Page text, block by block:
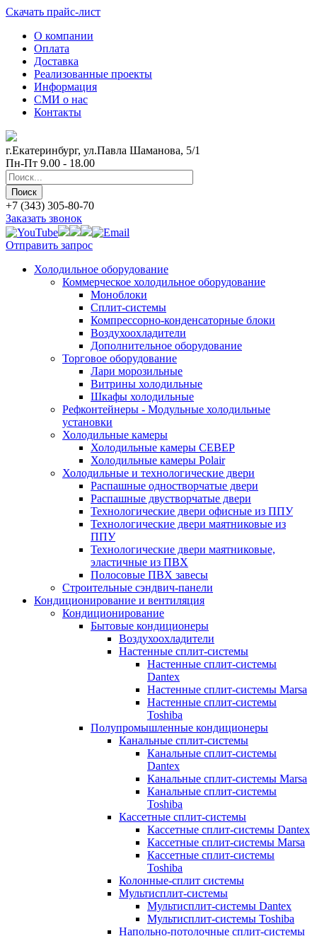
Скачать прайс-лист
О компании
Оплата
Доставка
Реализованные проекты
Информация
СМИ о нас
Контакты
г.Екатеринбург, ул.Павла Шаманова, 5/1
Пн-Пт 9.00 - 18.00
+7 (343) 305-80-70
Заказать звонок
Отправить запрос
Холодильное оборудование
Коммерческое холодильное оборудование
Моноблоки
Сплит-системы
Компрессорно-конденсаторные блоки
Воздухоохладители
Дополнительное оборудование
Торговое оборудование
Лари морозильные
Витрины холодильные
Шкафы холодильные
Рефконтейнеры - Модульные холодильные
установки
Холодильные камеры
Холодильные камеры СЕВЕР
Холодильные камеры Polair
Холодильные и технологические двери
Распашные одностворчатые двери
Распашные двустворчатые двери
Технологические двери офисные из ППУ
Технологические двери маятниковые из
ППУ
Технологические двери маятниковые,
эластичные из ПВХ
Полосовые ПВХ завесы
Строительные сэндвич-панели
Кондиционирование и вентиляция
Кондиционирование
Бытовые кондиционеры
Воздухоохладители
Настенные сплит-системы
Настенные сплит-системы
Dantex
Настенные сплит-системы Marsa
Настенные сплит-системы
Toshiba
Полупромышленные кондиционеры
Канальные сплит-системы
Канальные сплит-системы
Dantex
Канальные сплит-системы Marsa
Канальные сплит-системы
Toshiba
Кассетные сплит-системы
Кассетные сплит-системы Dantex
Кассетные сплит-системы Marsa
Кассетные сплит-системы
Toshiba
Колонные-сплит системы
Мультисплит-системы
Мультисплит-системы Dantex
Мультисплит-системы Toshiba
Напольно-потолочные сплит-системы